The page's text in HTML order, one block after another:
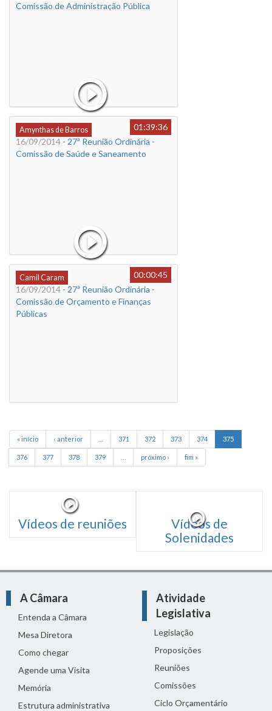
Comissão de Administração Pública
Amynthas de Barros
01:39:36
16/09/2014 - 27ª Reunião Ordinária -
Comissão de Saúde e Saneamento
Camil Caram
00:00:45
16/09/2014 - 27ª Reunião Ordinária -
Comissão de Orçamento e Finanças
Públicas
« início ‹ anterior 371 372 373 374 375
376 377 378 379 próximo › fim »
Vídeos de reuniões
Vídeos de
Solenidades
A Câmara
Entenda a Câmara
Mesa Diretora
Como chegar
Agende uma Visita
Memória
Estrutura administrativa
Atividade
Legislativa
Legislação
Proposições
Reuniões
Comissões
Ciclo Orçamentário